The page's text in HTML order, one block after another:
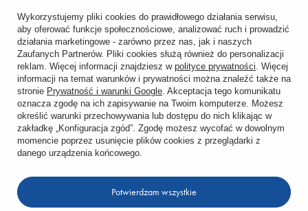
Chcę zareklamować produkt
Chcę zwrócić produkt
Chcę wymienić towar
KONTO
Wykorzystujemy pliki cookies do prawidłowego działania serwisu,
aby oferować funkcje społecznościowe, analizować ruch i prowadzić
działania marketingowe - zarówno przez nas, jak i naszych
Zaufanych Partnerów. Pliki cookies służą również do personalizacji
reklam. Więcej informacji znajdziesz w polityce prywatności. Więcej
informacji na temat warunków i prywatności można znaleźć także na
stronie Prywatność i warunki Google. Akceptacja tego komunikatu
oznacza zgodę na ich zapisywanie na Twoim komputerze. Możesz
określić warunki przechowywania lub dostępu do nich klikając w
zakładkę „Konfiguracja zgód”. Zgodę możesz wycofać w dowolnym
momencie poprzez usunięcie plików cookies z przeglądarki z
danego urządzenia końcowego.
Potwierdzam wszystkie